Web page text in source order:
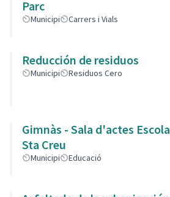
Nova i Garrotxa - Poda de los
árboles y arreglar aceras
Parc
Municipi Carrers i Vials
Reducción de residuos
Municipi Residuos Cero
Gimnàs - Sala d'actes Escola
Sta Creu
Municipi Educació